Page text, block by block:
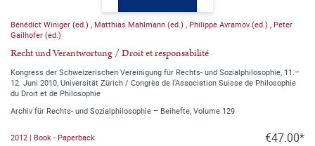
Bénédict Winiger (ed.) Matthias Mahlmann (ed.) Philippe Avramov (ed.)
Peter
Gailhofer (ed.)
Recht und Verantwortung / Droit et responsabilité
Kongress der Schweizerischen Vereinigung für Rechts- und Sozialphilosophie, 11.–
12. Juni 2010, Universität Zürich / Congrès de l'Association Suisse de Philosophie
du Droit et de Philosophie
Archiv für Rechts- und Sozialphilosophie – Beihefte, Volume 129
2012 | Book - Paperback €47.00*